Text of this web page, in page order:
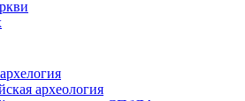
археология